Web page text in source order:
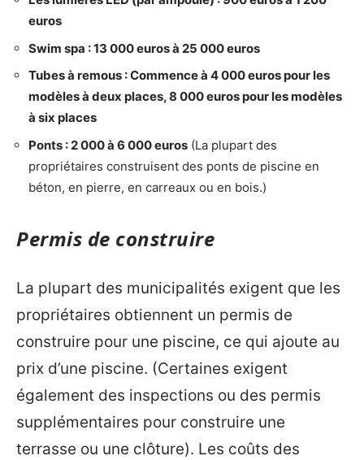
euros
Swim spa : 13 000 euros à 25 000 euros
Tubes à remous : Commence à 4 000 euros pour les
modèles à deux places, 8 000 euros pour les modèles
à six places
Ponts : 2 000 à 6 000 euros (La plupart des
propriétaires construisent des ponts de piscine en
béton, en pierre, en carreaux ou en bois.)
Permis de construire
La plupart des municipalités exigent que les
propriétaires obtiennent un permis de
construire pour une piscine, ce qui ajoute au
prix d’une piscine. (Certaines exigent
également des inspections ou des permis
supplémentaires pour construire une
terrasse ou une clôture). Les coûts des